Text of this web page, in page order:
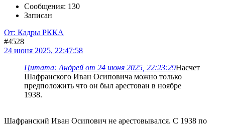
Сообщения: 130
Записан
От: Кадры РККА
#4528
24 июня 2025, 22:47:58
Цитата: Андрей от 24 июня 2025, 22:23:29Насчет
Шафранского Иван Осиповича можно только
предположить что он был арестован в ноябре
1938.
Шафранский Иван Осипович не арестовывался. С 1938 по